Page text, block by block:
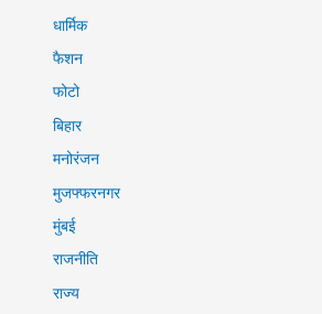
धार्मिक
फैशन
फोटो
बिहार
मनोरंजन
मुजफ्फरनगर
मुंबई
राजनीति
राज्य